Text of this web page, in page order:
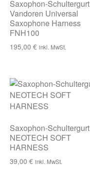
Saxophon-Schultergurt
Vandoren Universal
Saxophone Harness
FNH100
195,00 € inkl. MwSt.
Saxophon-Schultergurt
NEOTECH SOFT
HARNESS
39,00 € inkl. MwSt.